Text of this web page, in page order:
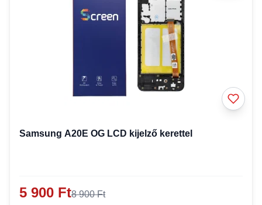
Samsung A20E OG LCD kijelző kerettel
5 900 Ft8 900 Ft